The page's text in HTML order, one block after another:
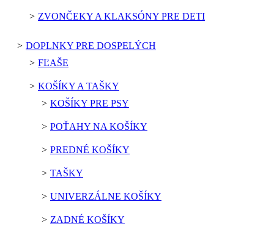
ZVONČEKY A KLAKSÓNY PRE DETI
DOPLNKY PRE DOSPELÝCH
FĽAŠE
KOŠÍKY A TAŠKY
KOŠÍKY PRE PSY
POŤAHY NA KOŠÍKY
PREDNÉ KOŠÍKY
TAŠKY
UNIVERZÁLNE KOŠÍKY
ZADNÉ KOŠÍKY